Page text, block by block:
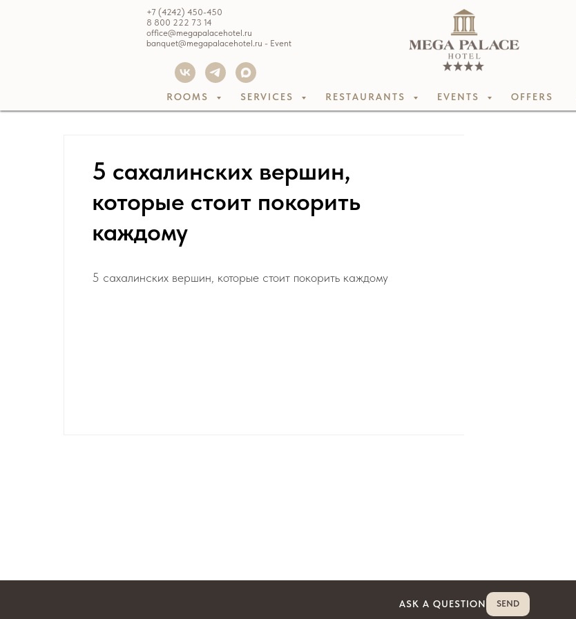
+7 (4242) 450-450
8 800 222 73 14
office@megapalacehotel.ru
banquet@megapalacehotel.ru - Event
ROOMS SERVICES RESTAURANTS EVENTS OFFERS
5 сахалинских вершин,
которые стоит покорить
каждому
5 сахалинских вершин, которые стоит покорить каждому
ASK A QUESTION SEND